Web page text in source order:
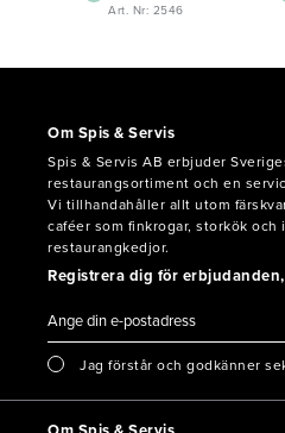
Art. Nr: 2546
Om Spis & Servis
Spis & Servis AB erbjuder
restaurangsortiment och en
Vi tillhandahåller allt utom
caféer som finkrogar, storkök
restaurangkedjor.
Registrera dig för
Jag förstår och godkänner